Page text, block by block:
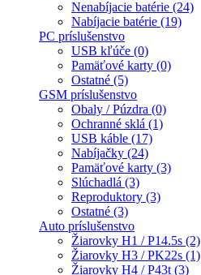
Nenabíjacie batérie (24)
Nabíjacie batérie (19)
PC príslušenstvo
USB kľúče (0)
Pamäťové karty (0)
Ostatné (5)
GSM príslušenstvo
Obaly / Púzdra (0)
Ochranné sklá (1)
USB káble (17)
Nabíjačky (24)
Pamäťové karty (3)
Slúchadlá (3)
Reproduktory (3)
Ostatné (3)
Auto príslušenstvo
Žiarovky H1 / P14.5s (2)
Žiarovky H3 / PK22s (1)
Žiarovky H4 / P43t (3)